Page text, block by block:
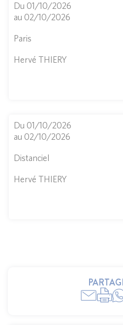
Du 01/10/2026
au 02/10/2026
Paris
Hervé THIERY
Du 01/10/2026
au 02/10/2026
Distanciel
Hervé THIERY